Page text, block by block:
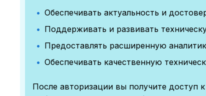
Обеспечивать актуальность и
Поддерживать и развивать
Предоставлять расширенную
Обеспечивать качественную
После авторизации вы получите